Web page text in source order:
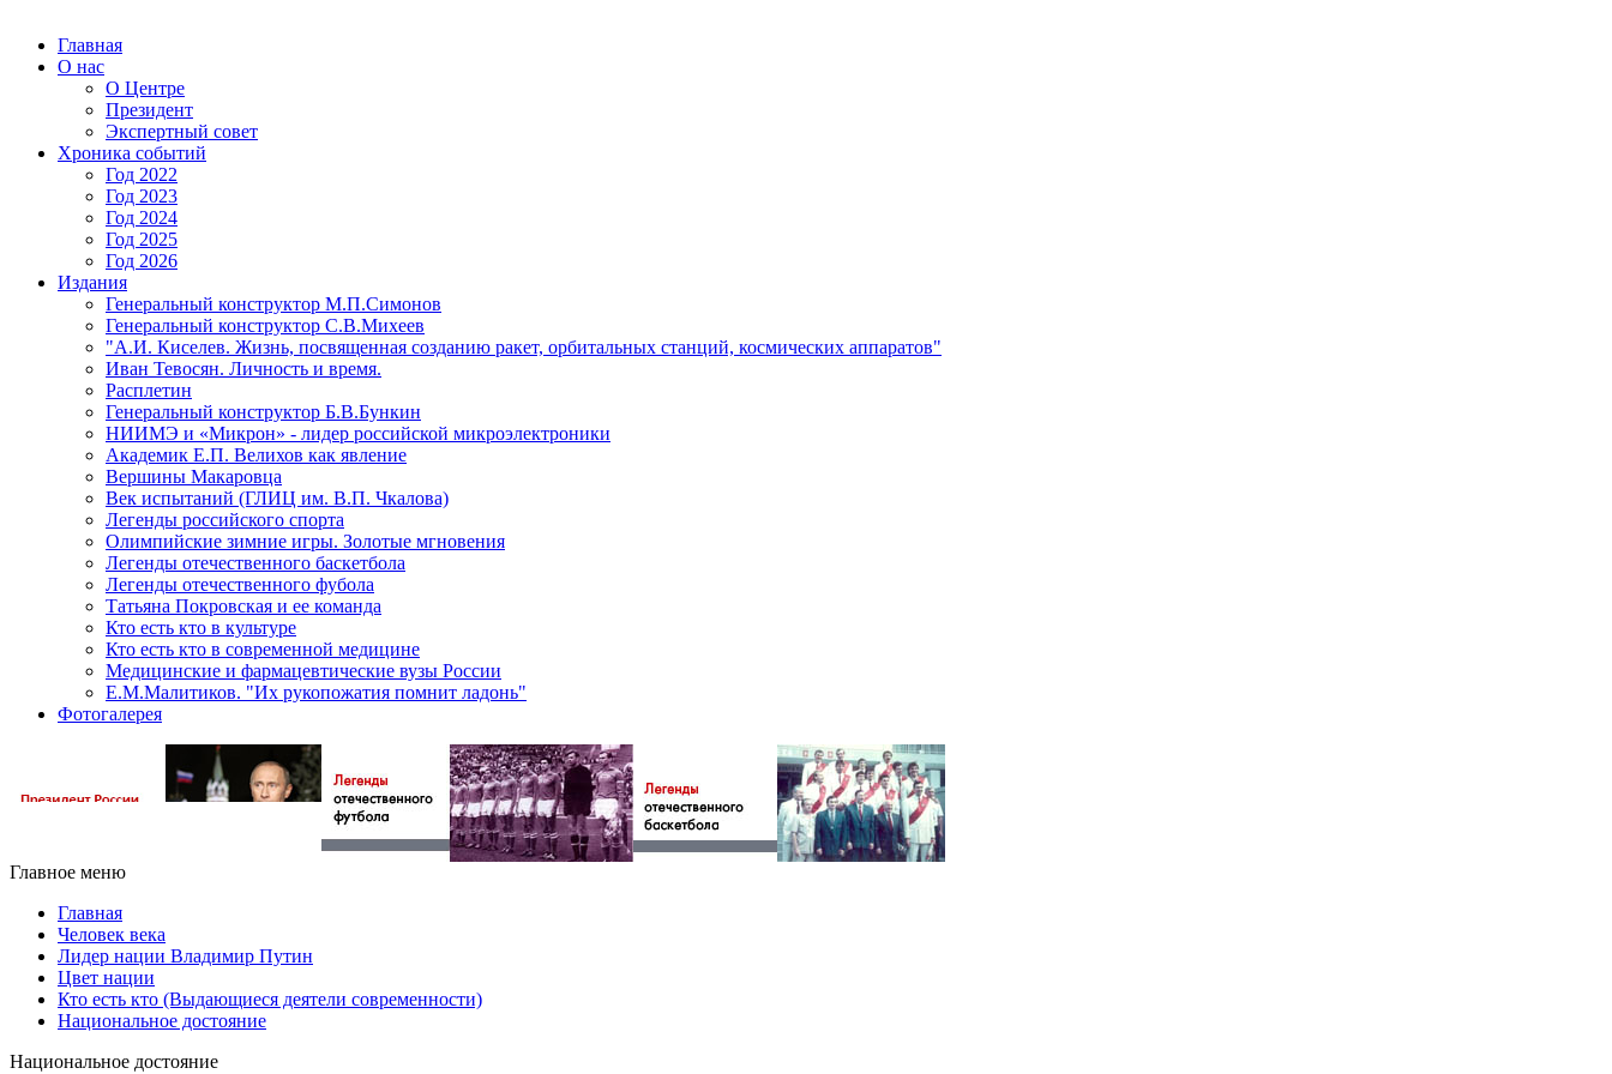
Главная
О нас
О Центре
Президент
Экспертный совет
Хроника событий
Год 2022
Год 2023
Год 2024
Год 2025
Год 2026
Издания
Генеральный конструктор М.П.Симонов
Генеральный конструктор С.В.Михеев
"А.И. Киселев. Жизнь, посвященная созданию ракет, орбитальных станций, космических аппаратов"
Иван Тевосян. Личность и время.
Расплетин
Генеральный конструктор Б.В.Бункин
НИИМЭ и «Микрон» - лидер российской микроэлектроники
Академик Е.П. Велихов как явление
Вершины Макаровца
Век испытаний (ГЛИЦ им. В.П. Чкалова)
Легенды российского спорта
Олимпийские зимние игры. Золотые мгновения
Легенды отечественного баскетбола
Легенды отечественного фубола
Татьяна Покровская и ее команда
Кто есть кто в культуре
Кто есть кто в современной медицине
Медицинские и фармацевтические вузы России
Е.М.Малитиков. "Их рукопожатия помнит ладонь"
Фотогалерея
Главное меню
Главная
Человек века
Лидер нации Владимир Путин
Цвет нации
Кто есть кто (Выдающиеся деятели современности)
Национальное достояние
Национальное достояние